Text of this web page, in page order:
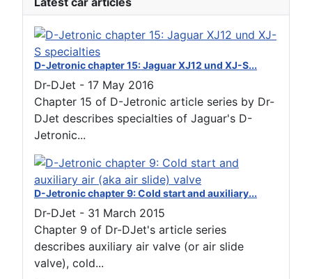
D-Jetronic chapter 15: Jaguar XJ12 und XJ-S...
Dr-DJet - 17 May 2016
Chapter 15 of D-Jetronic article series by Dr-
DJet describes specialties of Jaguar's D-
Jetronic...
D-Jetronic chapter 9: Cold start and auxiliary...
Dr-DJet - 31 March 2015
Chapter 9 of Dr-DJet's article series
describes auxiliary air valve (or air slide
valve), cold...